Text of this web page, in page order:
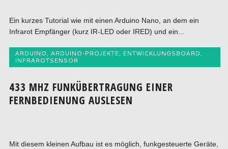
Ein kurzes Tutorial wie mit einen Arduino Nano, an dem ein
Infrarot Empfänger (kurz IR-LED oder IRED) und ein...
ARDUINO,ARDUINO-PROJEKTE, ENTWICKLUNGSBOARD,
INFRAROTSENSOR
433 MHZ FUNKÜBERTRAGUNG EINER
FERNBEDIENUNG AUSLESEN
Mit diesem kleinen Aufbau ist es möglich, funkgesteuerte Geräte,